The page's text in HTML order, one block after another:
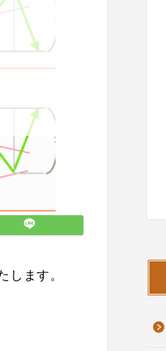
します。